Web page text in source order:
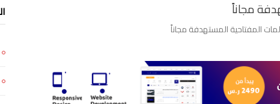
المفتاحية المستهدفة مجاناً